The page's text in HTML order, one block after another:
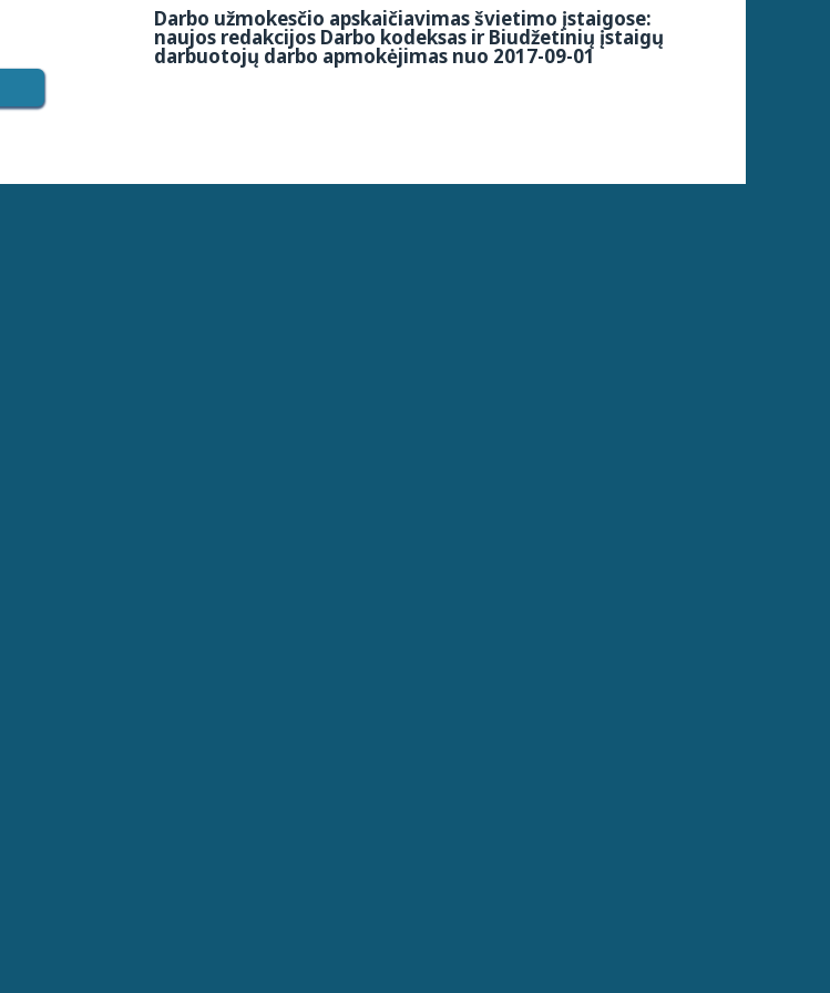
Darbo užmokesčio apskaičiavimas švietimo įstaigose:
naujos redakcijos Darbo kodeksas ir Biudžetinių įstaigų
darbuotojų darbo apmokėjimas nuo 2017-09-01